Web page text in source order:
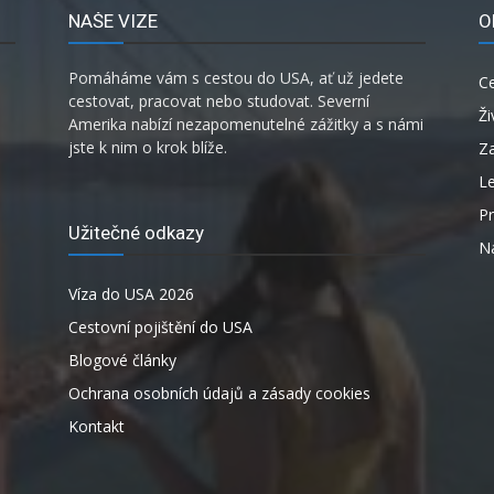
NAŠE VIZE
Pomáháme vám s cestou do USA, ať už jedete
cestovat, pracovat nebo studovat. Severní
Amerika nabízí nezapomenutelné zážitky a s námi
jste k nim o krok blíže.
Užitečné odkazy
Víza do USA 2026
Cestovní pojištění do USA
Blogové články
Ochrana osobních údajů a zásady cookies
Kontakt